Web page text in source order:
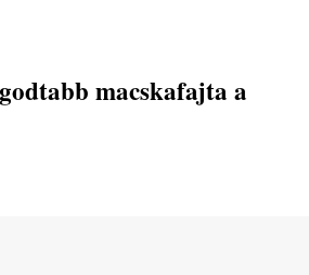
macskafajta a